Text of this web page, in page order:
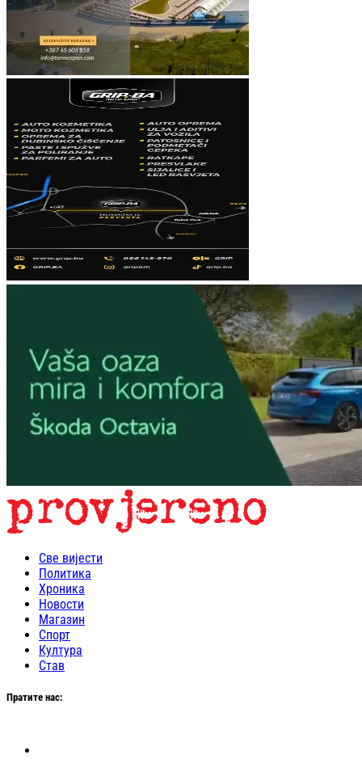
Све вијести
Политика
Хроника
Новости
Магазин
Спорт
Култура
Став
Пратите нас: